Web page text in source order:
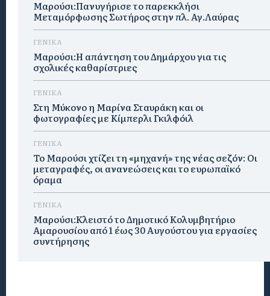
Μαρούσι:Πανυγήρισε το παρεκκλήσι
Μεταμόρφωσης Σωτήρος στην πλ. Αγ.Λαύρας
ΓΕΝΙΚΑ
Μαρούσι:Η απάντηση του Δημάρχου για τις
σχολικές καθαρίστριες
ΓΕΝΙΚΑ
Στη Μύκονο η Μαρίνα Σταυράκη και οι
φωτογραφίες με Κίμπερλι Γκιλφόιλ
ΓΕΝΙΚΑ
Το Μαρούσι χτίζει τη «μηχανή» της νέας σεζόν: Οι
μεταγραφές, οι ανανεώσεις και το ευρωπαϊκό
όραμα
ΓΕΝΙΚΑ
Μαρούσι:Κλειστό το Δημοτικό Κολυμβητήριο
Αμαρουσίου από 1 έως 30 Αυγούστου για εργασίες
συντήρησης